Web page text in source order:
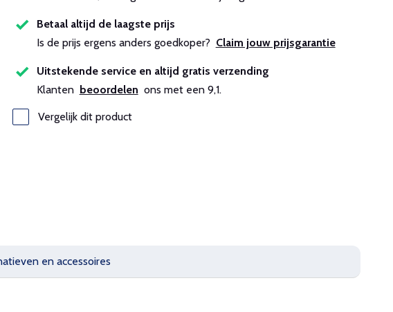
Betaal altijd de laagste prijs
Is de prijs ergens anders goedkoper? Claim jouw prijsgarantie
Uitstekende service en altijd gratis verzending
Klanten beoordelen ons met een 9,1.
Vergelijk dit product
en accessoires